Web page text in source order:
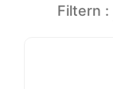
Filtern :